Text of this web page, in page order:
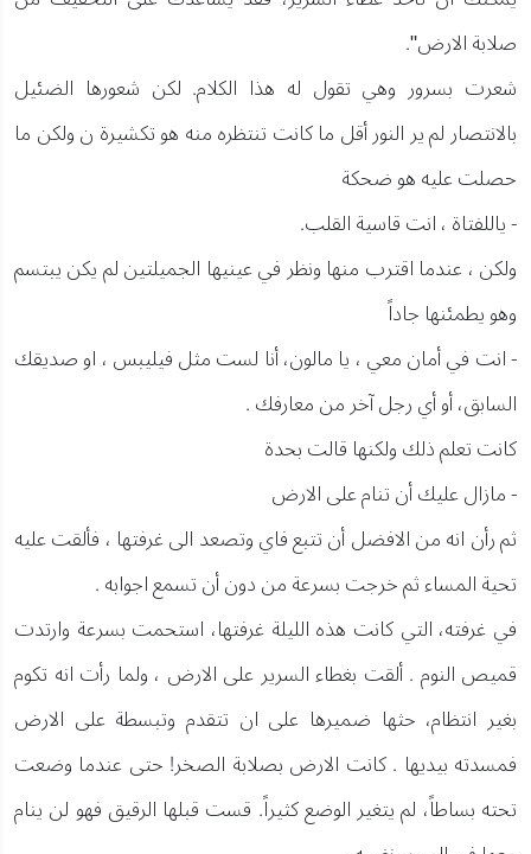
صلابة الارض".
شعرت بسرور وهي تقول له هذا الكلام. لكن شعورها الضئيل
بالانتصار لم ير النور أقل ما كانت تنتظره منه هو تكشيرة ن ولكن ما
حصلت عليه هو ضحكة
- ياللفتاة ، انت قاسية القلب.
ولكن ، عندما اقترب منها ونظر في عينيها الجميلتين لم يكن يبتسم
وهو يطمئنها جاداً
- انت في أمان معي ، يا مالون، أنا لست مثل فيليبس ، او صديقك
السابق، أو أي رجل آخر من معارفك .
كانت تعلم ذلك ولكنها قالت بحدة
- مازال عليك أن تنام على الارض
ثم رأن انه من الافضل أن تتبع فاي وتصعد الى غرفتها ، فألقت عليه
تحية المساء ثم خرجت بسرعة من دون أن تسمع اجوابه .
في غرفته، التي كانت هذه الليلة غرفتها، استحمت بسرعة وارتدت
قميص النوم . ألقت بغطاء السرير على الارض ، ولما رأت انه تكوم
بغير انتظام، حثها ضميرها على ان تتقدم وتبسطة على الارض
فمسدته بيديها . كانت الارض بصلابة الصخر! حتى عندما وضعت
تحته بساطاً، لم يتغير الوضع كثيراً. قست قبلها الرقيق فهو لن ينام